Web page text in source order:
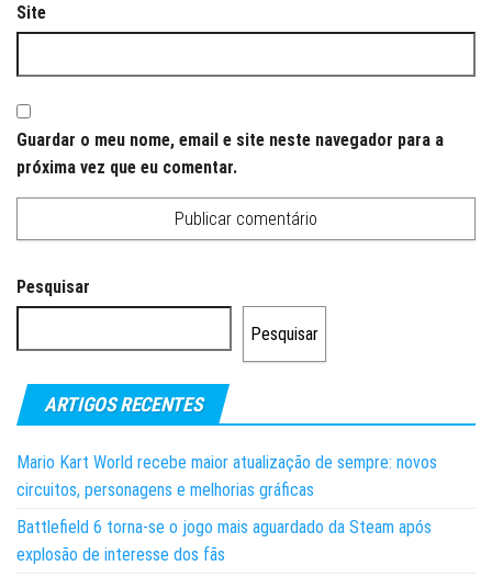
Site
Guardar o meu nome, email e site neste navegador para a
próxima vez que eu comentar.
Pesquisar
Pesquisar
ARTIGOS RECENTES
Mario Kart World recebe maior atualização de sempre: novos
circuitos, personagens e melhorias gráficas
Battlefield 6 torna-se o jogo mais aguardado da Steam após
explosão de interesse dos fãs